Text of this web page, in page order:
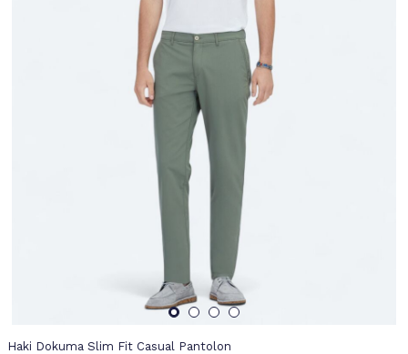
Haki Dokuma Slim Fit Casual Pantolon